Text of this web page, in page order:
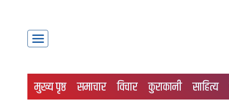
मुख्य पृष्ठ समाचार विचार कुराकानी साहित्य